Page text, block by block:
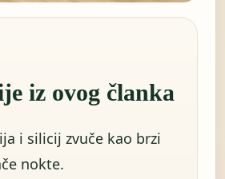
iz ovog članka
i silicij zvuče kao brzi
nokte.